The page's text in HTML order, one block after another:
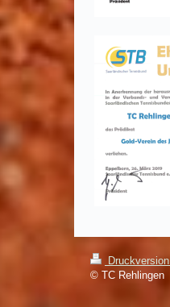
Druckversion
© TC Rehlingen